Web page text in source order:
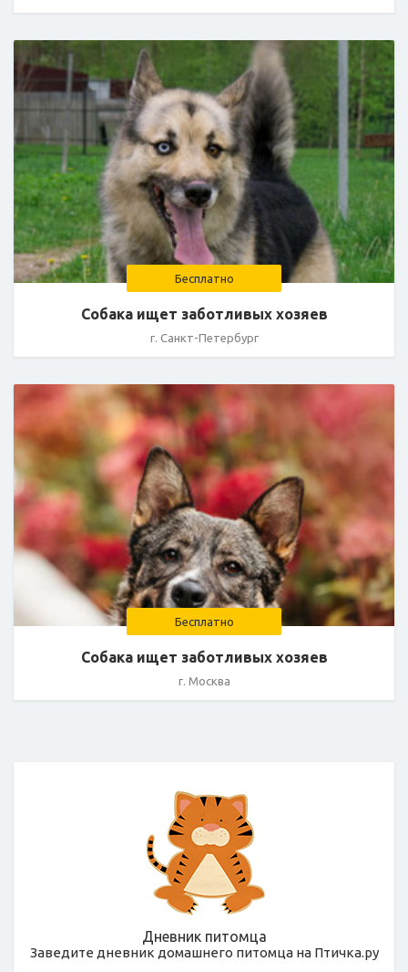
Бесплатно
Собака ищет заботливых хозяев
г. Санкт-Петербург
Бесплатно
Собака ищет заботливых хозяев
г. Москва
Дневник питомца
Заведите дневник домашнего питомца на Птичка.ру